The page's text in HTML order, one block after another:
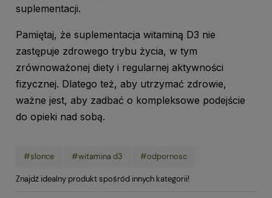
suplementacji.
Pamiętaj, że suplementacja witaminą D3 nie
zastępuje zdrowego trybu życia, w tym
zrównoważonej diety i regularnej aktywności
fizycznej. Dlatego też, aby utrzymać zdrowie,
ważne jest, aby zadbać o kompleksowe podejście
do opieki nad sobą.
#slonce #witamina d3 #odpornosc
Znajdź idealny produkt spośród innych kategorii!